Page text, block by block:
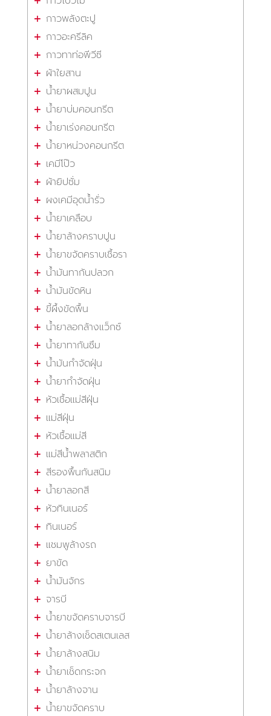
กาวพลังตะปู
กาวอะครีลิค
กาวทาท่อพีวีซี
ผ้าใยสาน
น้ำยาผสมปูน
น้ำยาบ่มคอนกรีต
น้ำยาเร่งคอนกรีต
น้ำยาหน่วงคอนกรีต
เคมีโป๊ว
ผ้ายิปซั่ม
ผงเคมีอุดน้ำรั่ว
น้ำยาเคลือบ
น้ำยาล้างคราบปูน
น้ำยาขจัดคราบเชื้อรา
น้ำมันทากันปลวก
น้ำมันขัดหิน
ขี้ผึ้งขัดพื้น
น้ำยาลอกล้างแว็กซ์
น้ำยาทากันซึม
น้ำมันกำจัดฝุ่น
น้ำยากำจัดฝุ่น
หัวเชื้อแม่สีฝุ่น
แม่สีฝุ่น
หัวเชื้อแม่สี
แม่สีน้ำพลาสติก
สีรองพื้นกันสนิม
น้ำยาลอกสี
หัวทินเนอร์
ทินเนอร์
แชมพูล้างรถ
ยาขัด
น้ำมันจักร
จารบี
น้ำยาขจัดคราบจารบี
น้ำยาล้างเช็ดสเตนเลส
น้ำยาล้างสนิม
น้ำยาเช็ดกระจก
น้ำยาล้างจาน
น้ำยาขจัดคราบ